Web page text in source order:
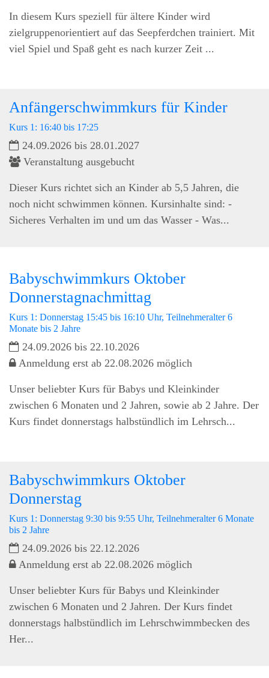
In diesem Kurs speziell für ältere Kinder wird
zielgruppenorientiert auf das Seepferdchen trainiert. Mit
viel Spiel und Spaß geht es nach kurzer Zeit ...
Anfängerschwimmkurs für Kinder
Kurs 1: 16:40 bis 17:25
24.09.2026 bis 28.01.2027
Veranstaltung ausgebucht
Dieser Kurs richtet sich an Kinder ab 5,5 Jahren, die
noch nicht schwimmen können. Kursinhalte sind: -
Sicheres Verhalten im und um das Wasser - Was...
Babyschwimmkurs Oktober
Donnerstagnachmittag
Kurs 1: Donnerstag 15:45 bis 16:10 Uhr, Teilnehmeralter 6
Monate bis 2 Jahre
24.09.2026 bis 22.10.2026
Anmeldung erst ab 22.08.2026 möglich
Unser beliebter Kurs für Babys und Kleinkinder
zwischen 6 Monaten und 2 Jahren, sowie ab 2 Jahre. Der
Kurs findet donnerstags halbstündlich im Lehrsch...
Babyschwimmkurs Oktober
Donnerstag
Kurs 1: Donnerstag 9:30 bis 9:55 Uhr, Teilnehmeralter 6 Monate
bis 2 Jahre
24.09.2026 bis 22.12.2026
Anmeldung erst ab 22.08.2026 möglich
Unser beliebter Kurs für Babys und Kleinkinder
zwischen 6 Monaten und 2 Jahren. Der Kurs findet
donnerstags halbstündlich im Lehrschwimmbecken des
Her...